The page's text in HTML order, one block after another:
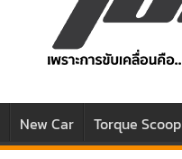
New Car Torque Scoop